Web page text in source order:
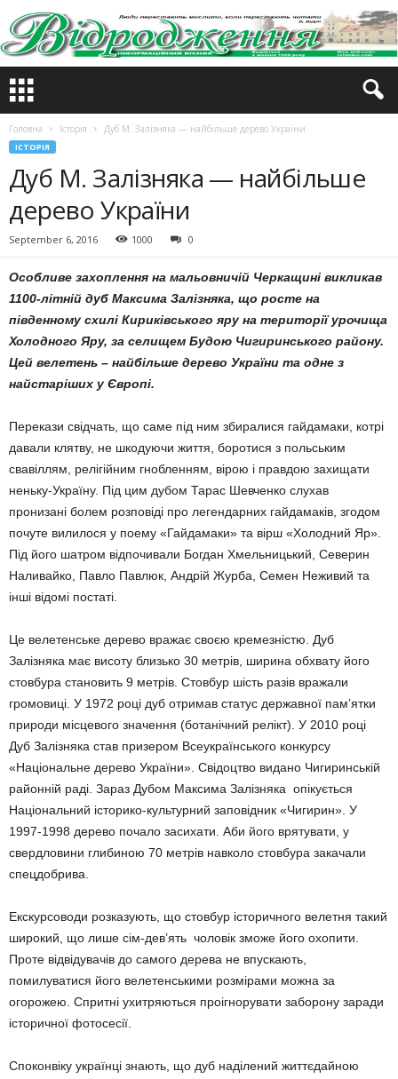
Головна Історія Дуб М. Залізняка — найбільше дерево України
ІСТОРІЯ
Дуб М. Залізняка — найбільше
дерево України
September 6, 2016 1000 0
Особливе захоплення на мальовничій Черкащині викликав
1100-літній дуб Максима Залізняка, що росте на
південному схилі Кириківського яру на території урочища
Холодного Яру, за селищем Будою Чигиринського району.
Цей велетень – найбільше дерево України та одне з
найстаріших у Європі.
Перекази свідчать, що саме під ним збиралися гайдамаки, котрі
давали клятву, не шкодуючи життя, боротися з польським
свавіллям, релігійним гнобленням, вірою і правдою захищати
неньку-Україну. Під цим дубом Тарас Шевченко слухав
пронизані болем розповіді про легендарних гайдамаків, згодом
почуте вилилося у поему «Гайдамаки» та вірш «Холодний Яр».
Під його шатром відпочивали Богдан Хмельницький, Северин
Наливайко, Павло Павлюк, Андрій Журба, Семен Неживий та
інші відомі постаті.
Це велетенське дерево вражає своєю кремезністю. Дуб
Залізняка має висоту близько 30 метрів, ширина обхвату його
стовбура становить 9 метрів. Стовбур шість разів вражали
громовиці. У 1972 році дуб отримав статус державної пам’ятки
природи місцевого значення (ботанічний релікт). У 2010 році
Дуб Залізняка став призером Всеукраїнського конкурсу
«Національне дерево України». Свідоцтво видано Чигиринській
районній раді. Зараз Дубом Максима Залізняка опікується
Національний історико-культурний заповідник «Чигирин». У
1997-1998 дерево почало засихати. Аби його врятувати, у
свердловини глибиною 70 метрів навколо стовбура закачали
спецдобрива.
Екскурсоводи розказують, що стовбур історичного велетня такий
широкий, що лише сім-дев’ять чоловік зможе його охопити.
Проте відвідувачів до самого дерева не впускають,
помилуватися його велетенськими розмірами можна за
огорожею. Спритні ухитряються проігнорувати заборону заради
історичної фотосесії.
Споконвіку українці знають, що дуб наділений життєдайною